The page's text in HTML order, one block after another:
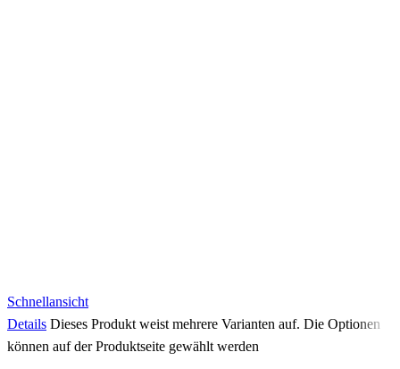
Schnellansicht
Details Dieses Produkt weist mehrere Varianten auf. Die Optionen
können auf der Produktseite gewählt werden